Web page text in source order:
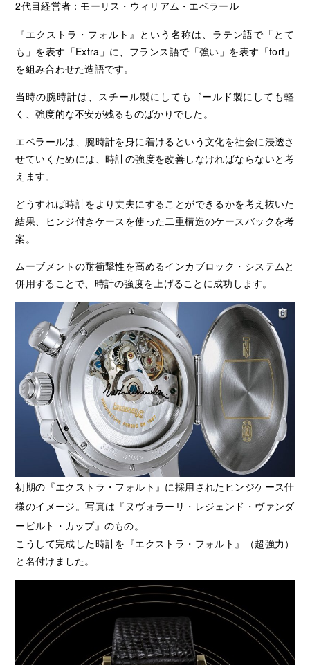
2代目経営者：モーリス・ウィリアム・エベラール
『エクストラ・フォルト』という名称は、ラテン語で「とて
も」を表す「Extra」に、フランス語で「強い」を表す「fort」
を組み合わせた造語です。
当時の腕時計は、スチール製にしてもゴールド製にしても軽
く、強度的な不安が残るものばかりでした。
エベラールは、腕時計を身に着けるという文化を社会に浸透さ
せていくためには、時計の強度を改善しなければならないと考
えます。
どうすれば時計をより丈夫にすることができるかを考え抜いた
結果、ヒンジ付きケースを使った二重構造のケースバックを考
案。
ムーブメントの耐衝撃性を高めるインカブロック・システムと
併用することで、時計の強度を上げることに成功します。
初期の『エクストラ・フォルト』に採用されたヒンジケース仕
様のイメージ。写真は『ヌヴォラーリ・レジェンド・ヴァンダ
ービルト・カップ』のもの。
こうして完成した時計を『エクストラ・フォルト』（超強力）
と名付けました。